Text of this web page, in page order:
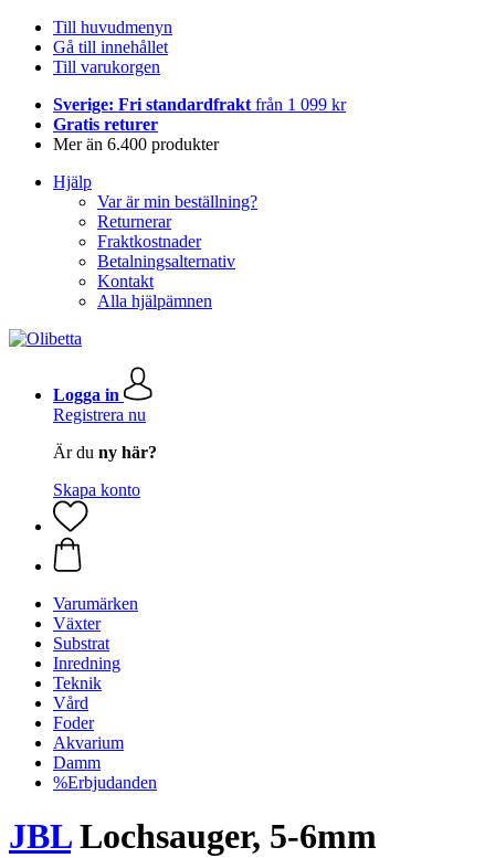
Till huvudmenyn
Gå till innehållet
Till varukorgen
Sverige: Fri standardfrakt från 1 099 kr
Gratis returer
Mer än 6.400 produkter
Hjälp
Var är min beställning?
Returnerar
Fraktkostnader
Betalningsalternativ
Kontakt
Alla hjälpämnen
Logga in
Registrera nu
Är du ny här?
Skapa konto
Varumärken
Växter
Substrat
Inredning
Teknik
Vård
Foder
Akvarium
Damm
%Erbjudanden
JBLLochsauger, 5-6mm